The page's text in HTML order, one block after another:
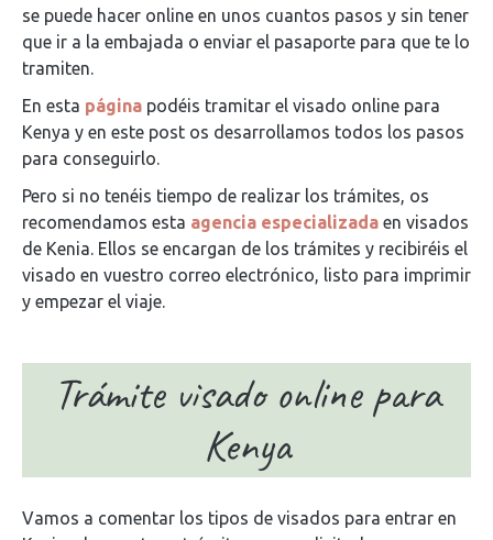
se puede hacer online en unos cuantos pasos y sin tener
que ir a la embajada o enviar el pasaporte para que te lo
tramiten.
En esta página podéis tramitar el visado online para
Kenya y en este post os desarrollamos todos los pasos
para conseguirlo.
Pero si no tenéis tiempo de realizar los trámites, os
recomendamos esta agencia especializada en visados
de Kenia. Ellos se encargan de los trámites y recibiréis el
visado en vuestro correo electrónico, listo para imprimir
y empezar el viaje.
Trámite visado online para
Kenya
Vamos a comentar los tipos de visados para entrar en